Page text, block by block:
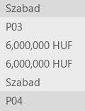
Szabad
P03
6,000,000 HUF
6,000,000 HUF
Szabad
P04